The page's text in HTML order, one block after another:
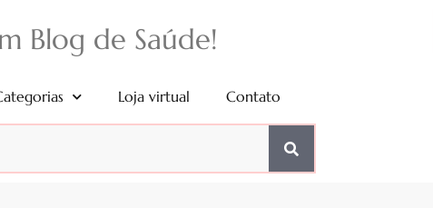
Blog de Saúde!
Loja virtual Contato